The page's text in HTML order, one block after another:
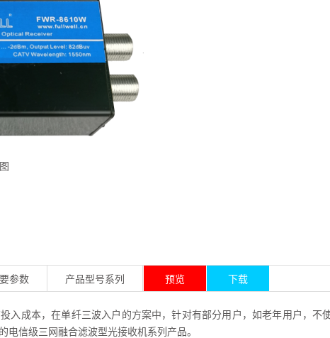
参数 产品型号系列 预览 下载
入成本，在单纤三波入户的方案中，针对有部分用户，如老年用户，不
电信级三网融合滤波型光接收机系列产品。